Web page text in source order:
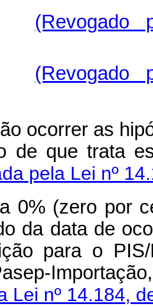
(Revogado
(Revogado
ocorrer as
de que trata
pela Lei nº
0% (zero por
da data de
para o
Lei nº 14.184,